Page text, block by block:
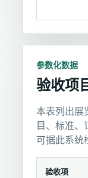
参数化数据
验收项
本表列出展
目、标准、
可据此系统
验收项